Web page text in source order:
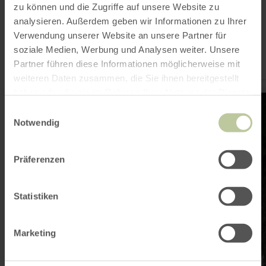
zu können und die Zugriffe auf unsere Website zu
analysieren. Außerdem geben wir Informationen zu Ihrer
Verwendung unserer Website an unsere Partner für
soziale Medien, Werbung und Analysen weiter. Unsere
Partner führen diese Informationen möglicherweise mit
weiteren Daten zusammen, die Sie ihnen bereitgestellt
Notwendig
Präferenzen
Statistiken
Marketing
RANDONNÉE
71 - Fuhrtsbachtal
Monschau
Distance
:
7,6 km Durée
:
2:00 h Difficulté
:
facile
Circuit - 7,6 km - à partir du parking de randonnée au
Nationalpark Tor à Höfen
en
sur
-
Dorfrundgang